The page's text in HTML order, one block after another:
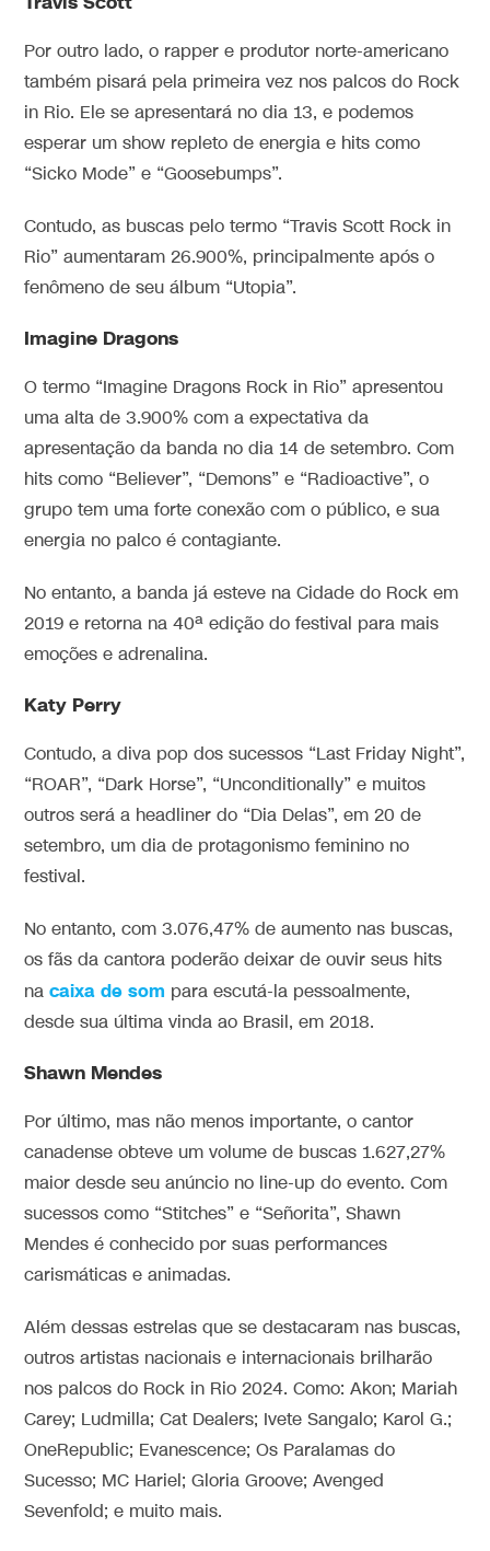
Por outro lado, o rapper e produtor norte-americano
também pisará pela primeira vez nos palcos do Rock
in Rio. Ele se apresentará no dia 13, e podemos
esperar um show repleto de energia e hits como
“Sicko Mode” e “Goosebumps”.
Contudo, as buscas pelo termo “Travis Scott Rock in
Rio” aumentaram 26.900%, principalmente após o
fenômeno de seu álbum “Utopia”.
Imagine Dragons
O termo “Imagine Dragons Rock in Rio” apresentou
uma alta de 3.900% com a expectativa da
apresentação da banda no dia 14 de setembro. Com
hits como “Believer”, “Demons” e “Radioactive”, o
grupo tem uma forte conexão com o público, e sua
energia no palco é contagiante.
No entanto, a banda já esteve na Cidade do Rock em
2019 e retorna na 40ª edição do festival para mais
emoções e adrenalina.
Katy Perry
Contudo, a diva pop dos sucessos “Last Friday Night”,
“ROAR”, “Dark Horse”, “Unconditionally” e muitos
outros será a headliner do “Dia Delas”, em 20 de
setembro, um dia de protagonismo feminino no
festival.
No entanto, com 3.076,47% de aumento nas buscas,
os fãs da cantora poderão deixar de ouvir seus hits
nacaixa de som para escutá-la pessoalmente,
desde sua última vinda ao Brasil, em 2018.
Shawn Mendes
Por último, mas não menos importante, o cantor
canadense obteve um volume de buscas 1.627,27%
maior desde seu anúncio no line-up do evento. Com
sucessos como “Stitches” e “Señorita”, Shawn
Mendes é conhecido por suas performances
carismáticas e animadas.
Além dessas estrelas que se destacaram nas buscas,
outros artistas nacionais e internacionais brilharão
nos palcos do Rock in Rio 2024. Como: Akon; Mariah
Carey; Ludmilla; Cat Dealers; Ivete Sangalo; Karol G.;
OneRepublic; Evanescence; Os Paralamas do
Sucesso; MC Hariel; Gloria Groove; Avenged
Sevenfold; e muito mais.